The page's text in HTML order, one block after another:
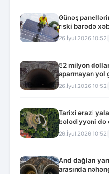
Günəş
riski barədə
26.İyul.2026 10:52
52 milyon
aparmayan yol
26.İyul.2026 10:52
Tarixi ərazi
bələdiyyəni də
26.İyul.2026 10:52
And dağları
arasında